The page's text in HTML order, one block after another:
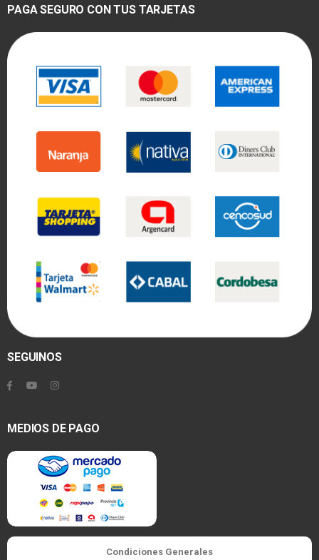
PAGA SEGURO CON TUS TARJETAS
SEGUINOS
MEDIOS DE PAGO
Condiciones Generales